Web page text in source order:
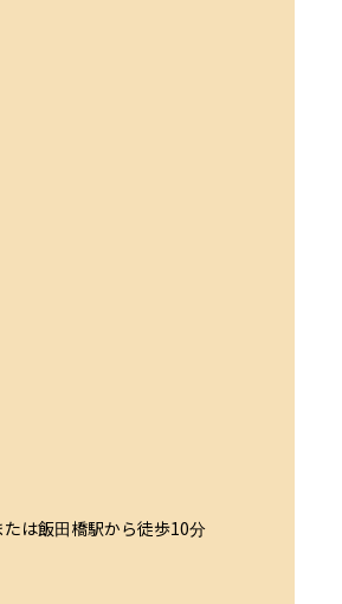
は飯田橋駅から徒歩10分